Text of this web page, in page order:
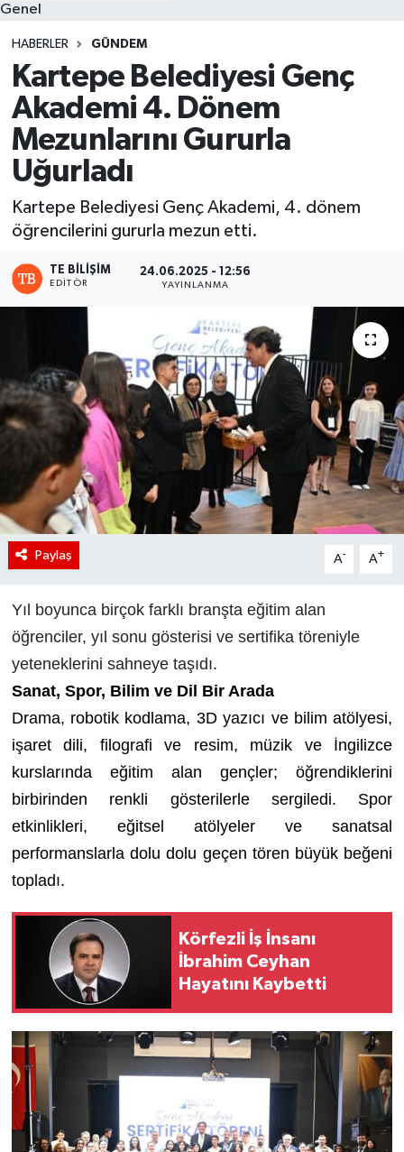
Genel
HABERLER GÜNDEM
Kartepe Belediyesi Genç
Akademi 4. Dönem
Mezunlarını Gururla
Uğurladı
Kartepe Belediyesi Genç Akademi, 4. dönem
öğrencilerini gururla mezun etti.
TE BILIŞIM
EDITÖR
24.06.2025 - 12:56
YAYINLANMA
Paylaş A- A+
Yıl boyunca birçok farklı branşta eğitim alan
öğrenciler, yıl sonu gösterisi ve sertifika töreniyle
yeteneklerini sahneye taşıdı.
Sanat, Spor, Bilim ve Dil Bir Arada
Drama, robotik kodlama, 3D yazıcı ve bilim atölyesi,
işaret dili, filografi ve resim, müzik ve İngilizce
kurslarında eğitim alan gençler; öğrendiklerini
birbirinden renkli gösterilerle sergiledi. Spor
etkinlikleri, eğitsel atölyeler ve sanatsal
performanslarla dolu dolu geçen tören büyük beğeni
topladı.
Körfezli İş İnsanı
İbrahim Ceyhan
Hayatını Kaybetti